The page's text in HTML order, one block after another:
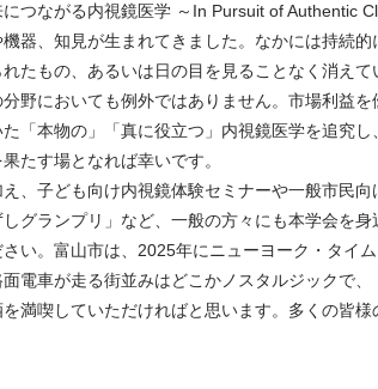
つながる内視鏡医学 ～In Pursuit of Authentic
器、知見が生まれてきました。なかには持続
たもの、あるいは日の目を見ることなく消え
野においても例外ではありません。市場利益
「本物の」「真に役立つ」内視鏡医学を追究
たす場となれば幸いです。
、子ども向け内視鏡体験セミナーや一般市民
グランプリ」など、一般の方々にも本学会を
い。富山市は、2025年にニューヨーク・タイ
電車が走る街並みはどこかノスタルジックで
満喫していただければと思います。多くの皆